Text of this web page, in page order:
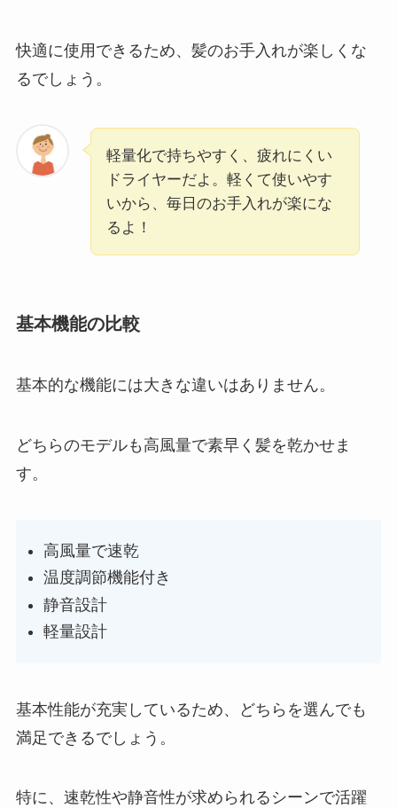
快適に使用できるため、髪のお手入れが楽しくな
るでしょう。
軽量化で持ちやすく、疲れにくい
ドライヤーだよ。軽くて使いやす
いから、毎日のお手入れが楽にな
るよ！
基本機能の比較
基本的な機能には大きな違いはありません。
どちらのモデルも高風量で素早く髪を乾かせま
す。
高風量で速乾
温度調節機能付き
静音設計
軽量設計
基本性能が充実しているため、どちらを選んでも
満足できるでしょう。
特に、速乾性や静音性が求められるシーンで活躍